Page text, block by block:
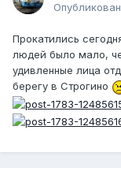
Прокатились
людей было мало,
удивленные лица
берегу в Строгино